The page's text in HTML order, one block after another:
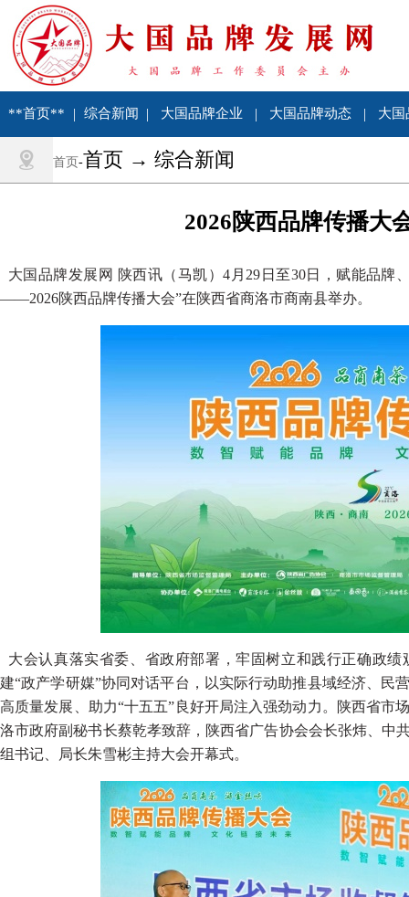
**首页** | 综合新闻 | 大国品牌企业 | 大国品牌动态 | 大国
首页 -首页 → 综合新闻
2026陕西品牌传播大
大国品牌发展网 陕西讯（马凯）4月29日至30日，赋能品牌
——2026陕西品牌传播大会”在陕西省商洛市商南县举办。
大会认真落实省委、省政府部署，牢固树立和践行正确政
建“政产学研媒”协同对话平台，以实际行动助推县域经济、民
高质量发展、助力“十五五”良好开局注入强劲动力。陕西省市
洛市政府副秘书长蔡乾孝致辞，陕西省广告协会会长张炜、中
组书记、局长朱雪彬主持大会开幕式。